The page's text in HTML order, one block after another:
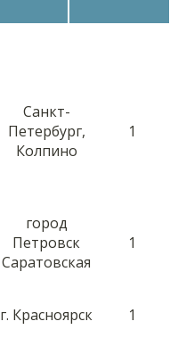
Санкт-
Петербург,
Колпино
1
город
Петровск
Саратовская
1
г. Красноярск 1